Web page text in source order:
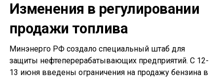
Изменения в регулировании
продажи топлива
Минэнерго РФ создало специальный штаб для
защиты нефтеперерабатывающих предприятий. С 12-
13 июня введены ограничения на продажу бензина в